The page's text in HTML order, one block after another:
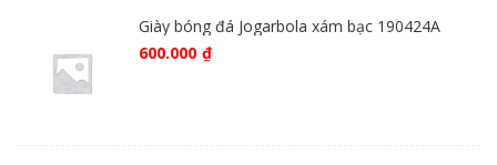
Giày bóng đá Jogarbola xám bạc 190424A
600.000 ₫